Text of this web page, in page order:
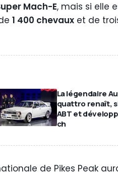
Mach-E, mais si elle
1 400 chevaux et de
La légendaire
quattro renaît,
ABT et
ch
de Pikes Peak